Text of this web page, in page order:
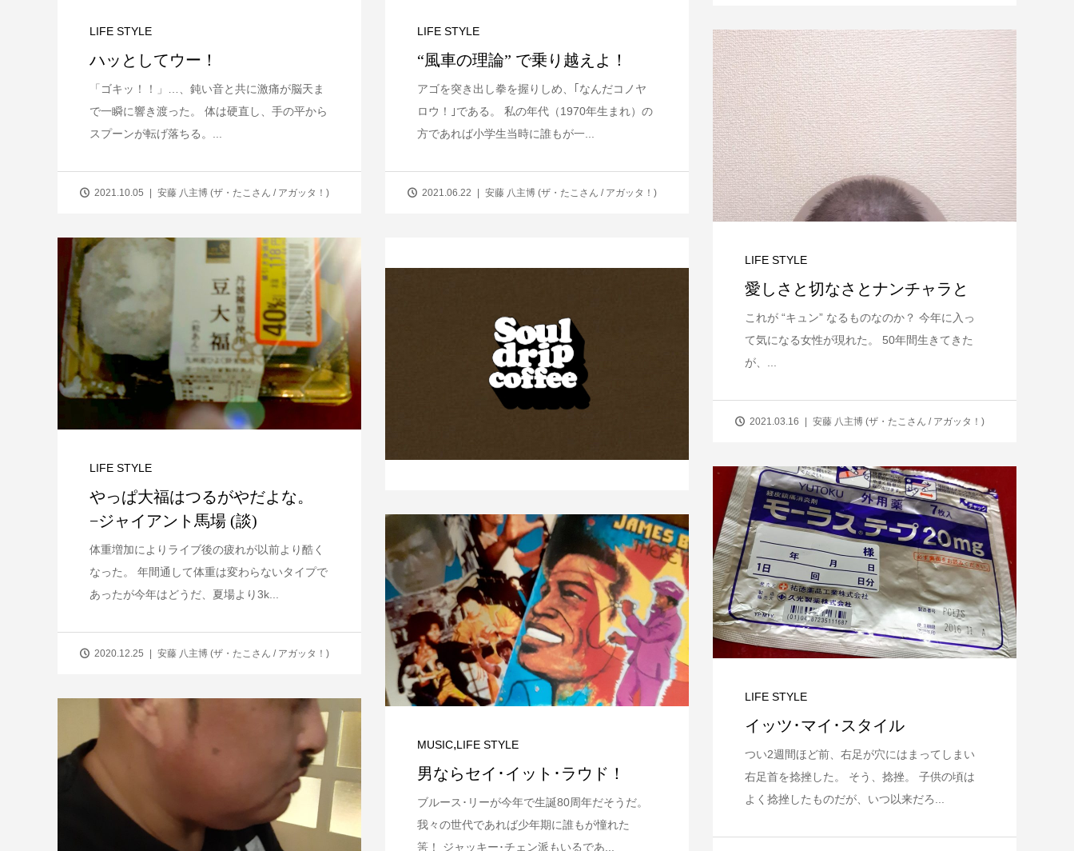
LIFE STYLE
ハッとしてウー！
「ゴキッ！！」…、鈍い音と共に激痛が脳天ま
で一瞬に響き渡った。 体は硬直し、手の平から
スプーンが転げ落ちる。...
2021.10.05 安藤 八主博 (ザ・たこさん / アガッタ！)
LIFE STYLE
“風車の理論” で乗り越えよ！
アゴを突き出し拳を握りしめ、｢なんだコノヤ
ロウ！｣である。 私の年代（1970年生まれ）の
方であれば小学生当時に誰もが一...
2021.06.22 安藤 八主博 (ザ・たこさん / アガッタ！)
LIFE STYLE
愛しさと切なさとナンチャラと
これが “キュン” なるものなのか？ 今年に入っ
て気になる女性が現れた。 50年間生きてきた
が、...
2021.03.16 安藤 八主博 (ザ・たこさん / アガッタ！)
LIFE STYLE
やっぱ大福はつるがやだよな。
−ジャイアント馬場 (談)
体重増加によりライブ後の疲れが以前より酷く
なった。 年間通して体重は変わらないタイプで
あったが今年はどうだ、夏場より3k...
2020.12.25 安藤 八主博 (ザ・たこさん / アガッタ！)
LIFE STYLE
イッツ･マイ･スタイル
つい2週間ほど前、右足が穴にはまってしまい
右足首を捻挫した。 そう、捻挫。 子供の頃は
よく捻挫したものだが、いつ以来だろ...
MUSIC,LIFE STYLE
男ならセイ･イット･ラウド！
ブルース･リーが今年で生誕80周年だそうだ。
我々の世代であれば少年期に誰もが憧れた
筈！ ジャッキー･チェン派もいるであ...